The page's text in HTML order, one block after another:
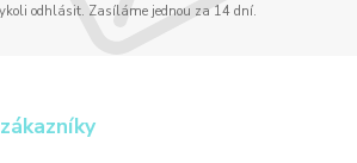
odhlásit. Zasíláme jednou za 14 dní.